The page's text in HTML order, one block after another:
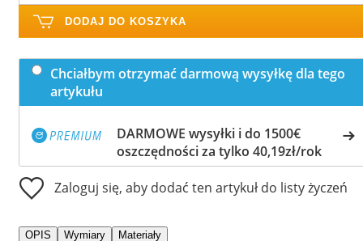
DODAJ DO KOSZYKA
Chciałbym otrzymać darmową wysyłkę dla tego
artykułu
DARMOWE wysyłki i do 1500€
oszczędności za tylko 40,19zł/rok
Zaloguj się, aby dodać ten artykuł do listy życzeń
OPIS Wymiary Materiały